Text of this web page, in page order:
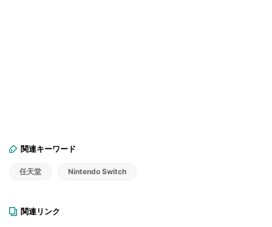
関連キーワード
任天堂 Nintendo Switch
関連リンク